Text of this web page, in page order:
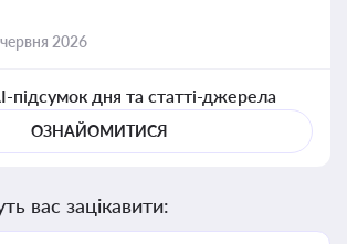
2026
підсумок дня та статті-джерела
ОЗНАЙОМИТИСЯ
вас зацікавити: